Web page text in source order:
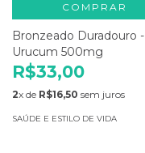
COMPRAR
Bronzeado Duradouro -
Urucum 500mg
R$33,00
2x de R$16,50 sem juros
SAÚDE E ESTILO DE VIDA